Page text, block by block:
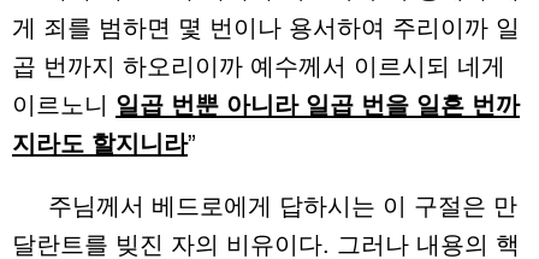
게 죄를 범하면 몇 번이나 용서하여 주리이까 일
곱 번까지 하오리이까 예수께서 이르시되 네게
이르노니 일곱 번뿐 아니라 일곱 번을 일흔 번까
지라도 할지니라”
주님께서 베드로에게 답하시는 이 구절은 만
달란트를 빚진 자의 비유이다. 그러나 내용의 핵